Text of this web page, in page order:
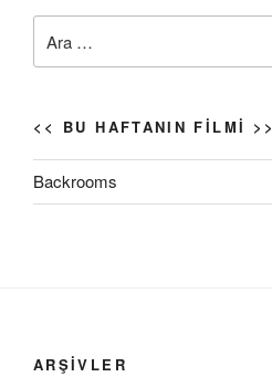
<< BU HAFTANIN FILMI >>
Backrooms
ARŞIVLER